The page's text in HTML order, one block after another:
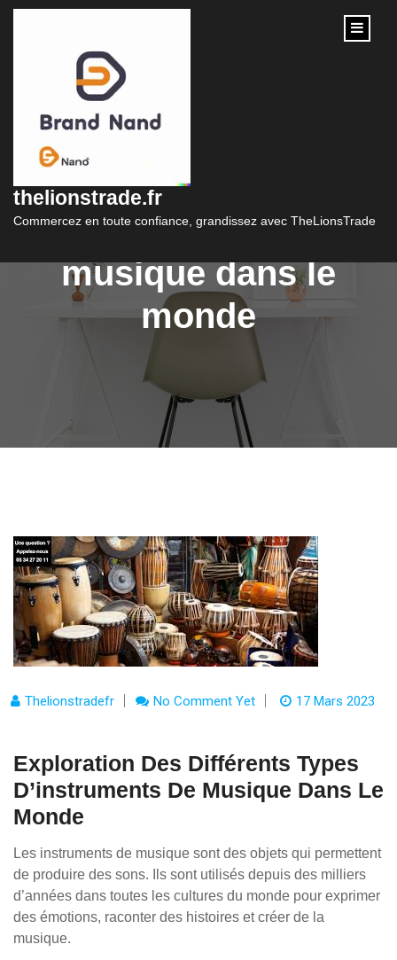
content
thelionstrade.fr
Commercez en toute confiance, grandissez avec TheLionsTrade
différents types
d’instruments de
musique dans le
monde
Thelionstradefr No Comment Yet 17 Mars 2023
Exploration Des Différents Types
D’instruments De Musique Dans Le
Monde
Les instruments de musique sont des objets qui permettent
de produire des sons. Ils sont utilisés depuis des milliers
d’années dans toutes les cultures du monde pour exprimer
des émotions, raconter des histoires et créer de la
musique.